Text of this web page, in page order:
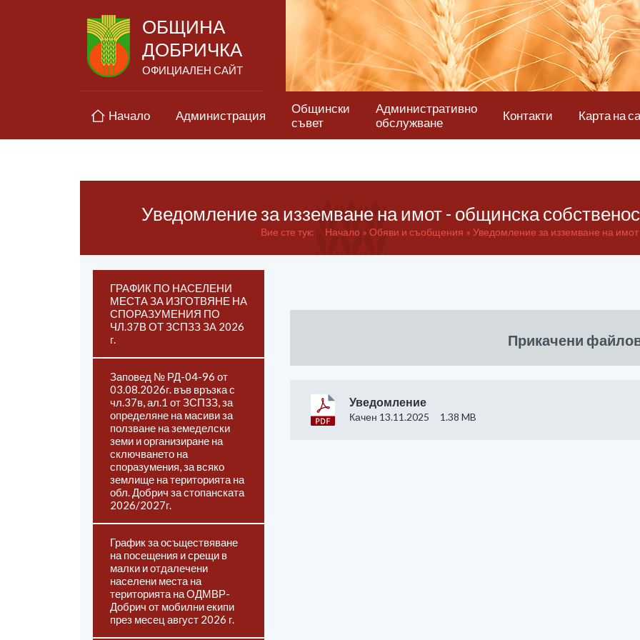
ОБЩИНА
ДОБРИЧКА
ОФИЦИАЛЕН САЙТ
Начало Администрация
Общински
съвет
Административно
обслужване
Контакти Карта на
Уведомление за изземване на имот - общинска
Вие сте тук: Начало Обяви и съобщения Уведомление за изземване на
ГРАФИК ПО НАСЕЛЕНИ
МЕСТА ЗА ИЗГОТВЯНЕ НА
СПОРАЗУМЕНИЯ ПО
ЧЛ.37В ОТ ЗСПЗЗ ЗА 2026
г.
Заповед № РД-04-96 от
03.08.2026г. във връзка с
чл.37в, ал.1 от ЗСПЗЗ, за
определяне на масиви за
ползване на земеделски
земи и организиране на
сключването на
споразумения, за всяко
землище на територията на
обл. Добрич за стопанската
2026/2027г.
График за осъществяване
на посещения и срещи в
малки и отдалечени
населени места на
територията на ОДМВР-
Добрич от мобилни екипи
през месец август 2026 г.
Прикачени
Уведомление
Качен 13.11.2025 1.38 MB